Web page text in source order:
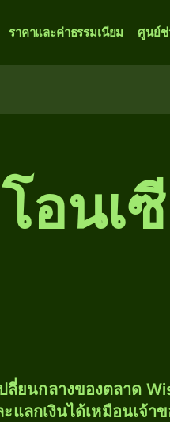
ราคาและค่าธรรมเนียม ศูนย์ช่
อนเ
ลี่ยนกลางของตลาด
แลกเงินได้เหมือนเจ้า